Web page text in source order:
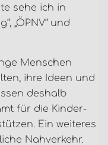
sehe ich in
„ÖPNV“ und
Menschen
ihre Ideen und
deshalb
für die Kinder-
Ein weiteres
Nahverkehr.